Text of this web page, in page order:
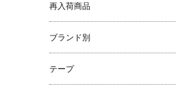
再入荷商品
ブランド別
テープ